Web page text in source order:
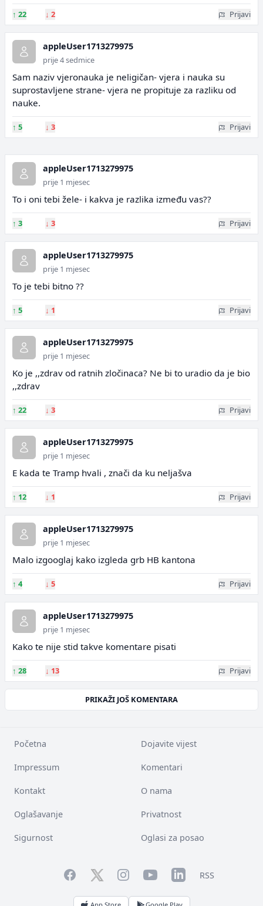
↑ 22 ↓ 2 Prijavi
appleUser1713279975
prije 4 sedmice
Sam naziv vjeronauka je neligičan- vjera i nauka su
suprostavljene strane- vjera ne propituje za razliku od
nauke.
↑ 5 ↓ 3 Prijavi
appleUser1713279975
prije 1 mjesec
To i oni tebi žele- i kakva je razlika između vas??
↑ 3 ↓ 3 Prijavi
appleUser1713279975
prije 1 mjesec
To je tebi bitno ??
↑ 5 ↓ 1 Prijavi
appleUser1713279975
prije 1 mjesec
Ko je ,,zdrav od ratnih zločinaca? Ne bi to uradio da je bio
,,zdrav
↑ 22 ↓ 3 Prijavi
appleUser1713279975
prije 1 mjesec
E kada te Tramp hvali , znači da ku neljašva
↑ 12 ↓ 1 Prijavi
appleUser1713279975
prije 1 mjesec
Malo izgooglaj kako izgleda grb HB kantona
↑ 4 ↓ 5 Prijavi
appleUser1713279975
prije 1 mjesec
Kako te nije stid takve komentare pisati
↑ 28 ↓ 13 Prijavi
PRIKAŽI JOŠ KOMENTARA
Početna Dojavite vijest
Impressum Komentari
Kontakt O nama
Oglašavanje Privatnost
Sigurnost Oglasi za posao
FacebookTwitterInstagramYouTubeLinkedInRSS